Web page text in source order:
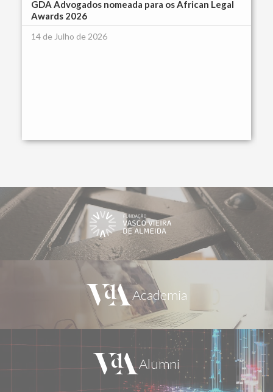
GDA Advogados nomeada para os African Legal
Awards 2026
14 de Julho de 2026